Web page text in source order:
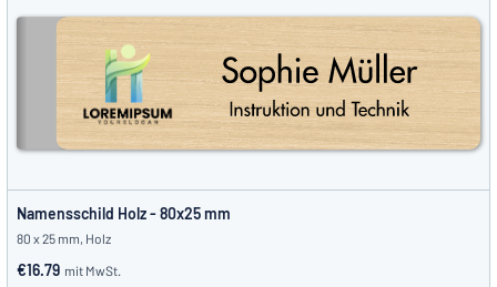
Namensschild Holz - 80x25 mm
80 x 25 mm, Holz
€16.79 mit MwSt.